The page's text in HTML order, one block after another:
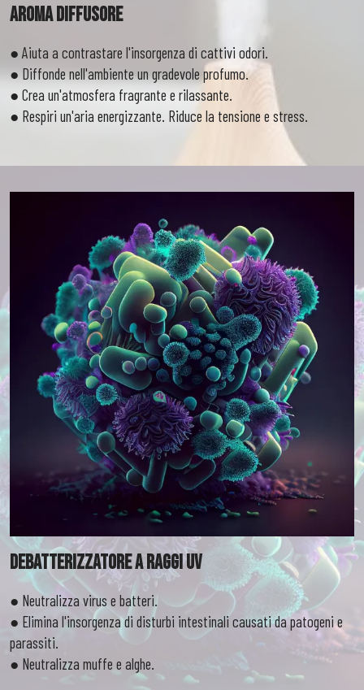
Aroma Diffusore
● Aiuta a contrastare l'insorgenza di cattivi odori.
● Diffonde nell'ambiente un gradevole profumo.
● Crea un'atmosfera fragrante e rilassante.
● Respiri un'aria energizzante. Riduce la tensione e stress.
Debatterizzatore a Raggi UV
● Neutralizza virus e batteri.
● Elimina l'insorgenza di disturbi intestinali causati da patogeni e
parassiti.
● Neutralizza muffe e alghe.